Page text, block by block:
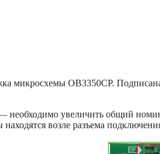
микросхемы OB3350CP.
необходимо увеличить общий
возле разъема